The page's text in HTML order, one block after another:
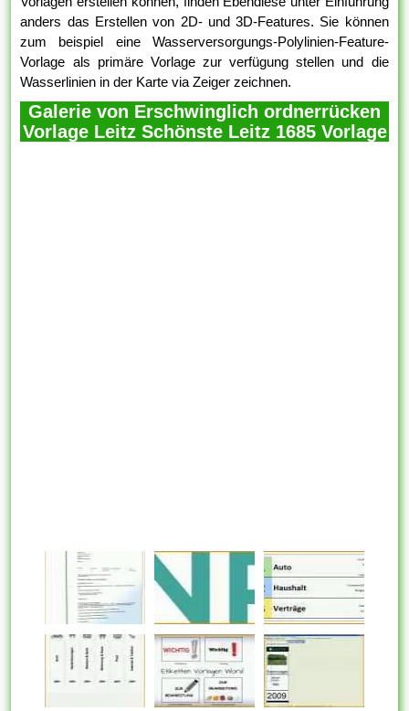
anders das Erstellen von 2D- und 3D-Features. Sie können
zum beispiel eine Wasserversorgungs-Polylinien-Feature-
Vorlage als primäre Vorlage zur verfügung stellen und die
Wasserlinien in der Karte via Zeiger zeichnen.
Galerie von Erschwinglich ordnerrücken
Vorlage Leitz Schönste Leitz 1685 Vorlage